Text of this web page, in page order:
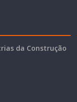
da Construção